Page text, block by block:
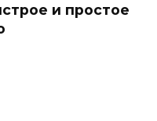
и простое